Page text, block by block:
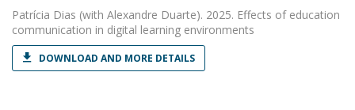
Patrícia Dias (with Alexandre Duarte). 2025. Effects of education
communication in digital learning environments
DOWNLOAD AND MORE DETAILS